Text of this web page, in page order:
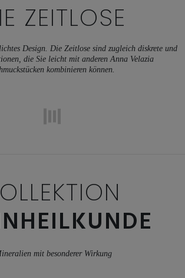
ZEITLOSE
Design. Die Zeitlose sind zugleich diskrete und
die Sie leicht mit anderen Anna Velazia
kombinieren können.
mit besonderer Wirkung